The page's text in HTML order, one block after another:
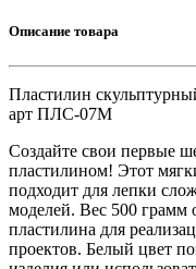
Описание товара
Пластилин
арт ПЛС-07М
Создайте свои первые
пластилином! Этот
подходит для лепки
моделей. Вес 500 грамм
пластилина для
проектов. Белый цвет